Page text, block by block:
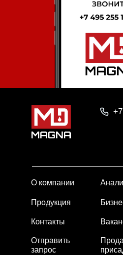
О компании
Продукция
Контакты
Отправить
запрос